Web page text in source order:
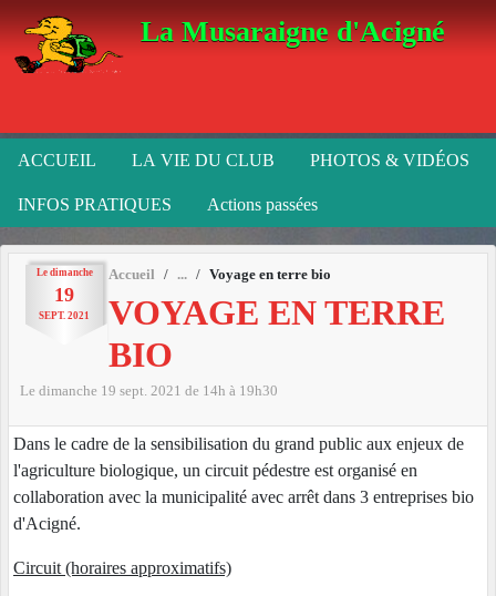
La Musaraigne d'Acigné
ACCUEIL LA VIE DU CLUB PHOTOS & VIDÉOS
INFOS PRATIQUES Actions passées
Le dimanche
19
SEPT. 2021
Accueil Voyage en terre bio
VOYAGE EN TERRE
BIO
Le dimanche 19 sept. 2021 de 14h à 19h30
Dans le cadre de la sensibilisation du grand public aux enjeux de
l'agriculture biologique, un circuit pédestre est organisé en
collaboration avec la municipalité avec arrêt dans 3 entreprises bio
d'Acigné.
Circuit (horaires approximatifs)
Panneau de gestion des cookies